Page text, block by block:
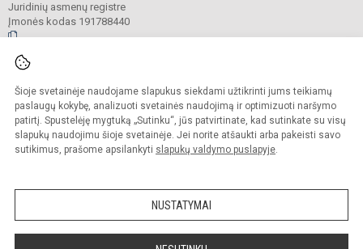
Šioje svetainėje naudojame slapukus siekdami užtikrinti jums teikiamų
paslaugų kokybę, analizuoti svetainės naudojimą ir optimizuoti naršymo
patirtį. Spustelėję mygtuką „Sutinku“, jūs patvirtinate, kad sutinkate su visų
slapukų naudojimu šioje svetainėje. Jei norite atšaukti arba pakeisti savo
sutikimus, prašome apsilankyti slapukų valdymo puslapyje.
NUSTATYMAI
Juridinių asmenų registre
Įmonės kodas 191788440
Visos teisės saugomos. Kopijuoti turinį be raštiško įstaigos administracijos
sutikimo griežtai draudžiama.
Prieinamumo paraiška Slapukų politika
Sumanus būdas atnaujinti